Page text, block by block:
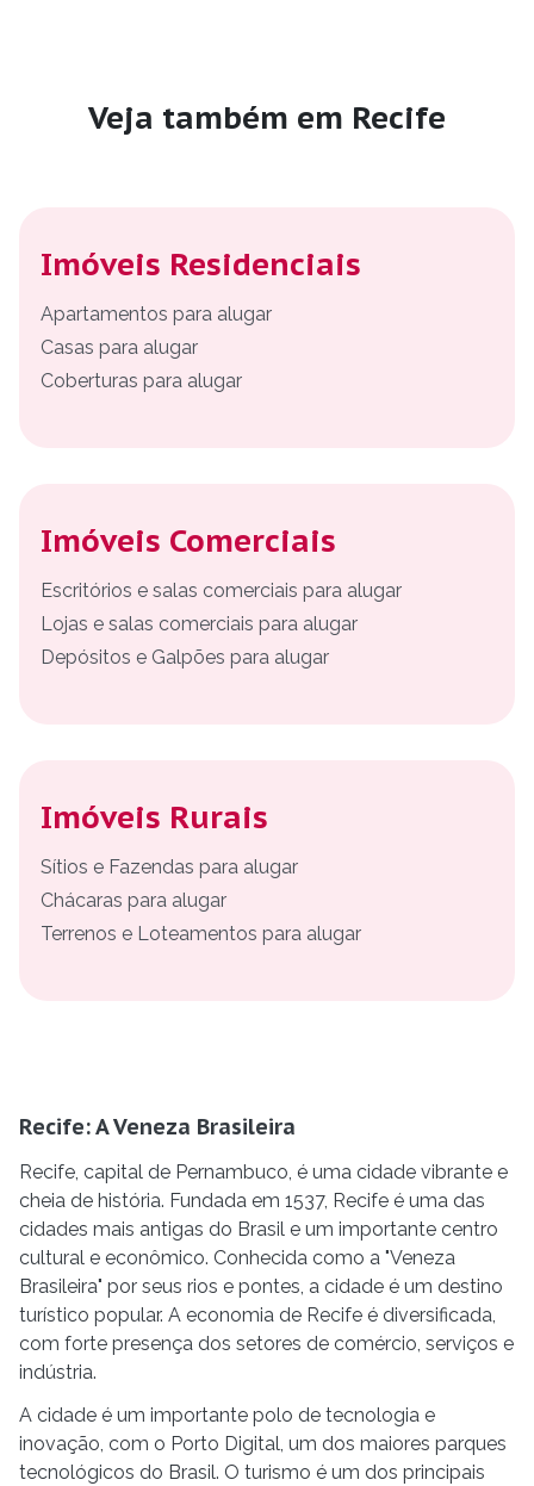
Veja também em Recife
Imóveis Residenciais
Apartamentos para alugar
Casas para alugar
Coberturas para alugar
Imóveis Comerciais
Escritórios e salas comerciais para alugar
Lojas e salas comerciais para alugar
Depósitos e Galpões para alugar
Imóveis Rurais
Sítios e Fazendas para alugar
Chácaras para alugar
Terrenos e Loteamentos para alugar
Recife: A Veneza Brasileira
Recife, capital de Pernambuco, é uma cidade vibrante e
cheia de história. Fundada em 1537, Recife é uma das
cidades mais antigas do Brasil e um importante centro
cultural e econômico. Conhecida como a "Veneza
Brasileira" por seus rios e pontes, a cidade é um destino
turístico popular. A economia de Recife é diversificada,
com forte presença dos setores de comércio, serviços e
indústria.
A cidade é um importante polo de tecnologia e
inovação, com o Porto Digital, um dos maiores parques
tecnológicos do Brasil. O turismo é um dos principais